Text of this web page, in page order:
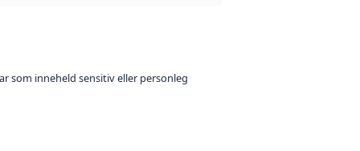
som inneheld sensitiv eller personleg